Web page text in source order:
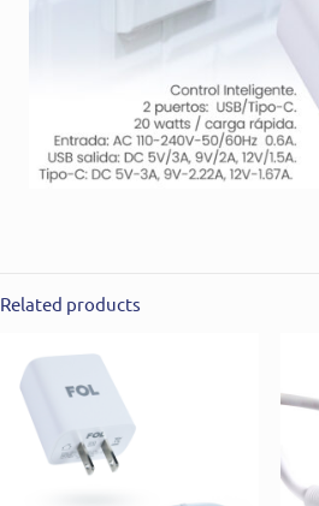
Related products